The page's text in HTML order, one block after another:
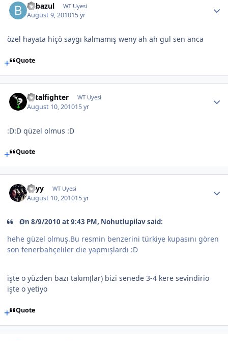
Babazul WT Uyesi
August 9, 201015 yr
özel hayata hiçö saygı kalmamış weny ah ah gul sen anca
Quote
Fatalfighter WT Uyesi
August 10, 201015 yr
:D:D qüzel olmus :D
Quote
Edyy WT Uyesi
August 10, 201015 yr
On 8/9/2010 at 9:43 PM, Nohutlupilav said:
hehe güzel olmuş.Bu resmin benzerini türkiye kupasını gören
son fenerbahçeliler die yapmışlardı :D
işte o yüzden bazı takım(lar) bizi senede 3-4 kere sevindirio
işte o yetiyo
Quote